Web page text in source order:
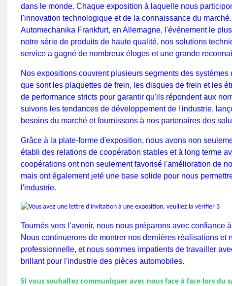
dans le monde. Chaque exposition à laquelle nous
l'innovation technologique et de la connaissance du
Automechanika Frankfurt, en Allemagne, l'événement le
notre série de produits de haute qualité, nos solutions
service a gagné de nombreux éloges et une grande
Nos expositions couvrent plusieurs segments des
que sont les plaquettes de frein, les disques de frein et les
de performance stricts pour garantir qu'ils répondent aux
suivons les tendances de développement de l'industrie,
besoins du marché et fournissons à nos partenaires des
Grâce à la plate-forme d'exposition, nous avons non
établi des relations de coopération stables et à long terme
coopérations ont non seulement favorisé l'amélioration de
mais ont également jeté une base solide pour nous
l'industrie.
Tournés vers l’avenir, nous nous préparons avec confiance
Nous continuerons de montrer nos dernières réalisations
professionnelle, et nous sommes impatients de travailler
brillant pour l'industrie des pièces automobiles.
Si vous souhaitez communiquer avec nous face à face lors